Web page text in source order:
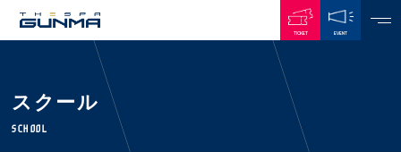
TICKET EVENT
スクール
SCHOOL